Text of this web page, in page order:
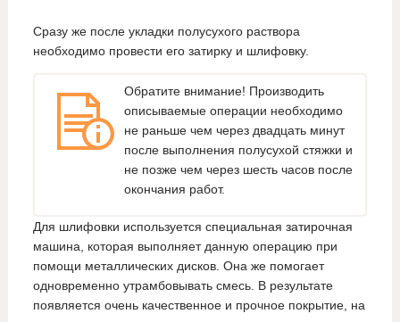
Сразу же после укладки полусухого раствора
необходимо провести его затирку и шлифовку.
Обратите внимание! Производить
описываемые операции необходимо
не раньше чем через двадцать минут
после выполнения полусухой стяжки и
не позже чем через шесть часов после
окончания работ.
Для шлифовки используется специальная затирочная
машина, которая выполняет данную операцию при
помощи металлических дисков. Она же помогает
одновременно утрамбовывать смесь. В результате
появляется очень качественное и прочное покрытие, на